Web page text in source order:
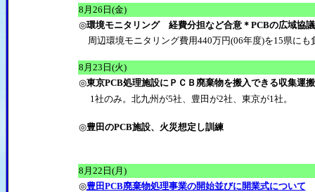
8月26日(金)
◎環境モニタリング 経費分担など合意＊PCBの広域協
周辺環境モニタリング費用440万円(06年度)を15県にも
8月23日(火)
◎東京PCB処理施設にＰＣＢ廃棄物を搬入できる収集運
1社のみ。北九州が5社、豊田が2社、東京が1社。
◎豊田のPCB施設、火災想定し訓練
8月22日(月)
◎豊田PCB廃棄物処理事業の開始並びに開業式について